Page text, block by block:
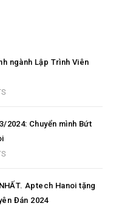
ngành Lập Trình Viên
2024: Chuyển mình Bứt
Aptech Hanoi tặng
Đán 2024